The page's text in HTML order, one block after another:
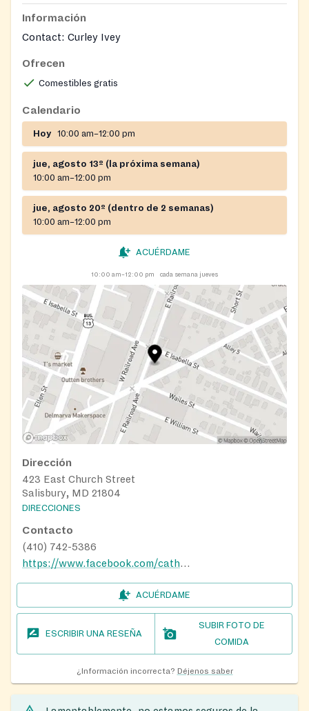
Información
Contact: Curley Ivey
Ofrecen
Comestibles gratis
Calendario
Hoy 10:00 am–12:00 pm
jue, agosto 13º (la próxima semana)
10:00 am–12:00 pm
jue, agosto 20º (dentro de 2 semanas)
10:00 am–12:00 pm
ACUÉRDAME
10:00 am–12:00 pm cada semana jueves
Dirección
423 East Church Street
Salisbury, MD 21804
DIRECCIONES
Contacto
(410) 742-5386
https://www.facebook.com/cathedraloflovesby/
ACUÉRDAME
ESCRIBIR UNA RESEÑA
SUBIR FOTO DE
COMIDA
¿Información incorrecta? Déjenos saber